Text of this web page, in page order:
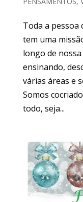
Toda a pessoa
tem uma
longo de
ensinando,
várias áreas e
Somos
todo, seja...